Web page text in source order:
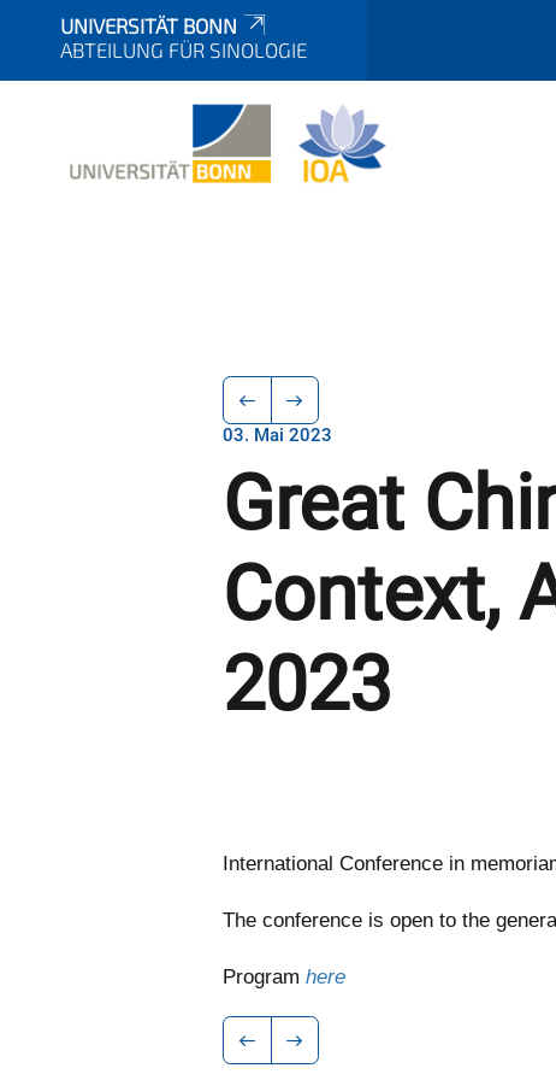
UNIVERSITÄT BONN
ABTEILUNG FÜR SINOLOGIE
03. Mai 2023
Great
Context,
2023
International Conference in
The conference is open to the
Program here